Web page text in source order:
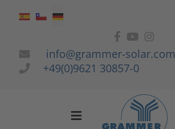
Sprache auswählen
info@grammer-solar.com
+49(0)9621 30857-0